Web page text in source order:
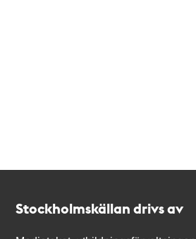
Stockholmskällan drivs av